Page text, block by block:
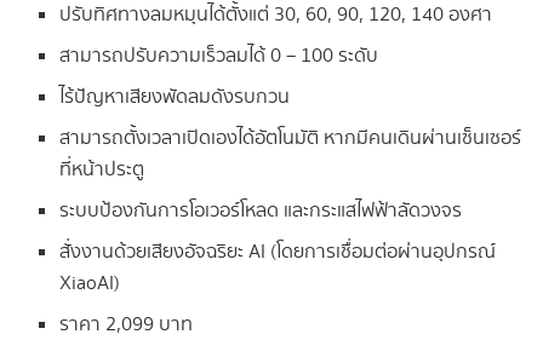
ปรับทิศทางลมหมุนได้ตั้งแต่ 30, 60, 90, 120, 140 องศา
สามารถปรับความเร็วลมได้ 0 – 100 ระดับ
ไร้ปัญหาเสียงพัดลมดังรบกวน
สามารถตั้งเวลาเปิดเองได้อัตโนมัติ หากมีคนเดินผ่านเซ็นเซอร์
ที่หน้าประตู
ระบบป้องกันการโอเวอร์โหลด และกระแสไฟฟ้าลัดวงจร
สั่งงานด้วยเสียงอัจฉริยะ AI (โดยการเชื่อมต่อผ่านอุปกรณ์
XiaoAI)
ราคา 2,099 บาท